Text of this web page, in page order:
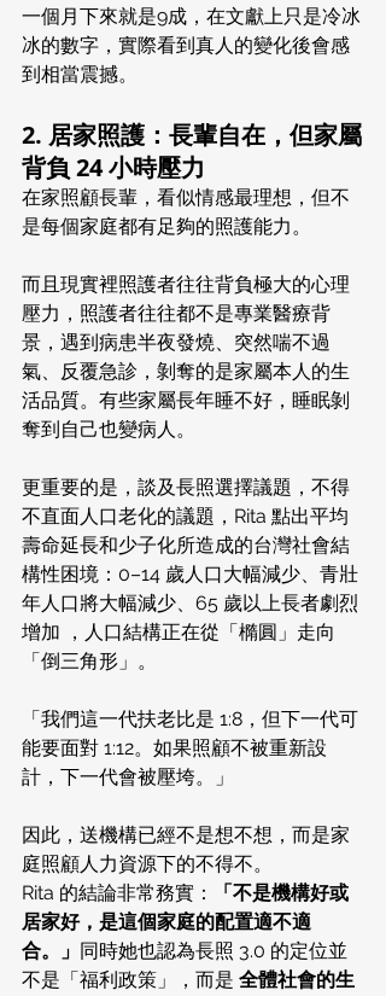
一個月下來就是9成，在文獻上只是冷冰
冰的數字，實際看到真人的變化後會感
到相當震撼。
2. 居家照護：長輩自在，但家屬
背負 24 小時壓力
在家照顧長輩，看似情感最理想，但不
是每個家庭都有足夠的照護能力。
而且現實裡照護者往往背負極大的心理
壓力，照護者往往都不是專業醫療背
景，遇到病患半夜發燒、突然喘不過
氣、反覆急診，剝奪的是家屬本人的生
活品質。有些家屬長年睡不好，睡眠剝
奪到自己也變病人。
更重要的是，談及長照選擇議題，不得
不直面人口老化的議題，Rita 點出平均
壽命延長和少子化所造成的台灣社會結
構性困境：0–14 歲人口大幅減少、青壯
年人口將大幅減少、65 歲以上長者劇烈
增加 ，人口結構正在從「橢圓」走向
「倒三角形」。
「我們這一代扶老比是 1:8，但下一代可
能要面對 1:12。如果照顧不被重新設
計，下一代會被壓垮。」
因此，送機構已經不是想不想，而是家
庭照顧人力資源下的不得不。
Rita 的結論非常務實：
「不是機構好或
居家好，是這個家庭的配置適不適
合。」 同時她也認為長照 3.0 的定位並
不是「福利政策」，而是 全體社會的生